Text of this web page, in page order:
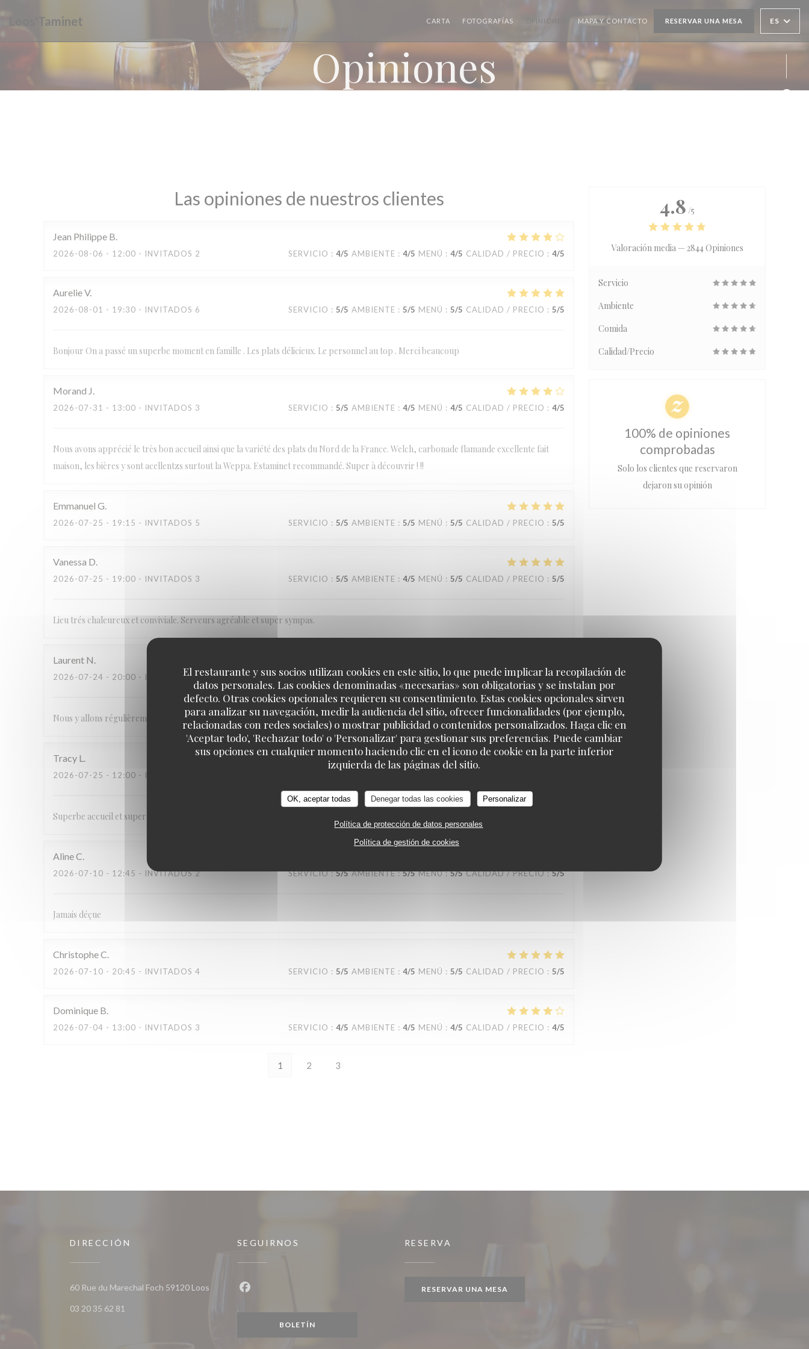
El restaurante y sus socios utilizan cookies en este sitio, lo que puede implicar la recopilación de
datos personales. Las cookies denominadas «necesarias» son obligatorias y se instalan por
defecto. Otras cookies opcionales requieren su consentimiento. Estas cookies opcionales sirven
para analizar su navegación, medir la audiencia del sitio, ofrecer funcionalidades (por ejemplo,
relacionadas con redes sociales) o mostrar publicidad o contenidos personalizados. Haga clic en
'Aceptar todo', 'Rechazar todo' o 'Personalizar' para gestionar sus preferencias. Puede cambiar
sus opciones en cualquier momento haciendo clic en el icono de cookie en la parte inferior
izquierda de las páginas del sitio.
OK, aceptar todas Denegar todas las cookies Personalizar
Política de protección de datos personales
Política de gestión de cookies
Loos'Taminet CARTA FOTOGRAFÍAS OPINIONES MAPA Y CONTACTO RESERVAR UNA MESA ES
Opiniones
Las opiniones de nuestros clientes
Jean Philippe B
2026-08-06 - 12:00 - INVITADOS 2 SERVICIO : 4/5 AMBIENTE : 4/5 MENÚ : 4/5 CALIDAD / PRECIO : 4/5
AurelieV
2026-08-01 - 19:30 - INVITADOS 6 SERVICIO : 5/5 AMBIENTE : 5/5 MENÚ : 5/5 CALIDAD / PRECIO : 5/5
Bonjour On a passé un superbe moment en famille . Les plats délicieux. Le personnel au top . Merci beaucoup
Morand J
2026-07-31 - 13:00 - INVITADOS 3 SERVICIO : 5/5 AMBIENTE : 4/5 MENÚ : 4/5 CALIDAD / PRECIO : 4/5
Nous avons apprécié le très bon accueil ainsi que la variété des plats du Nord de la France. Welch, carbonade flamande excellente fait
maison, les bières y sont acellentzs surtout la Weppa. Estaminet recommandé. Super à découvrir ! !!
Emmanuel G
2026-07-25 - 19:15 - INVITADOS 5 SERVICIO : 5/5 AMBIENTE : 5/5 MENÚ : 5/5 CALIDAD / PRECIO : 5/5
Vanessa D
2026-07-25 - 19:00 - INVITADOS 3 SERVICIO : 5/5 AMBIENTE : 4/5 MENÚ : 5/5 CALIDAD / PRECIO : 5/5
Lieu trés chaleureux et conviviale. Serveurs agréable et super sympas.
Laurent N
2026-07-24 - 20:00 - INVITADOS 2 SERVICIO: 5/5 AMBIENTE : 5/5 MENÚ : 5/5 CALIDAD / PRECIO : 5/5
Nous y allons régulièrement et sommes toujours très satisfaits de la qualité repas.
Tracy L
2026-07-25 - 12:00 - INVITADOS 7
Superbe accueil et super service. Plats très bons. Nous reviendrons ! Nous reviendrons
AlineC
2026-07-10 - 12:45 - INVITADOS 2 SERVICIO: 5/5 AMBIENTE: 5/5 MENÚ: 5/5 CALIDAD / PRECIO: 5/5
Jamais déçue
ChristopheC
2026-07-10 - 20:45 - INVITADOS 4 SERVICIO : 5/5 AMBIENTE : 4/5 MENÚ : 5/5 CALIDAD / PRECIO : 5/5
Dominique B
2026-07-04 - 13:00 - INVITADOS 3 SERVICIO : 4/5 AMBIENTE : 4/5 MENÚ : 4/5 CALIDAD / PRECIO : 4/5
1 2 3
4.8 /5
Valoración media — 2844 Opiniones
Servicio
Ambiente
Comida
Calidad/Precio
100% de opiniones
comprobadas
Solo los clientes que reservaron
dejaron su opinión
DIRECCIÓN
60 Rue du Marechal Foch 59120 Loos((abre en una nueva ventana))
03 20 35 62 81
SEGUIRNOS
BOLETÍN
RESERVA
RESERVAR UNA MESA
Loos'Taminet